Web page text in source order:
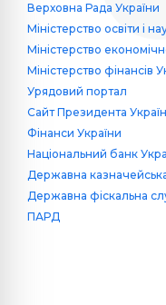
Верховна Рада України
Міністерство освіти і
Міністерство
Міністерство фінансів
Урядовий портал
Сайт Президента
Фінанси України
Національний банк
Державна
Державна фіскальна
ПАРД